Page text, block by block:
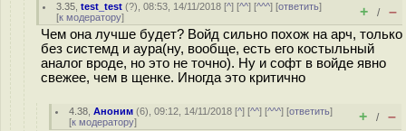
3.35 ,test_test (?), 08:53, 14/11/2018 [^] [^^] [^^^] [ответить]
[к модератору] + / –
Чем она лучше будет? Войд сильно похож на арч, только
без системд и аура(ну, вообще, есть его костыльный
аналог вроде, но это не точно). Ну и софт в войде явно
свежее, чем в щенке. Иногда это критично
4.38 ,Аноним (6), 09:12, 14/11/2018 [^] [^^] [^^^] [ответить]
[к модератору] + / –